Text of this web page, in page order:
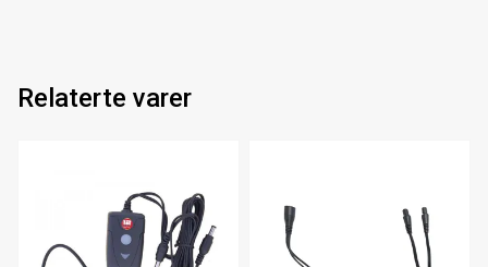
Relaterte varer